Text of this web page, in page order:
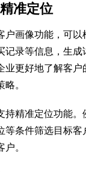
准定位
户画像功能，可以
录等信息，生成
业更好地了解客户
。
持精准定位功能。
等条件筛选目标
。